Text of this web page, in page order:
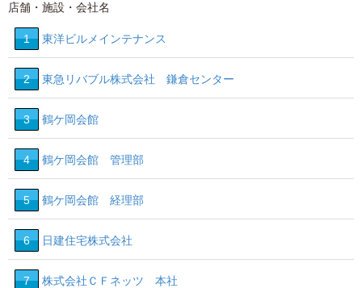
店舗・施設・会社名
1 東洋ビルメインテナンス
2 東急リバブル株式会社 鎌倉センター
3 鶴ケ岡会館
4 鶴ケ岡会館 管理部
5 鶴ケ岡会館 経理部
6 日建住宅株式会社
7 株式会社ＣＦネッツ 本社